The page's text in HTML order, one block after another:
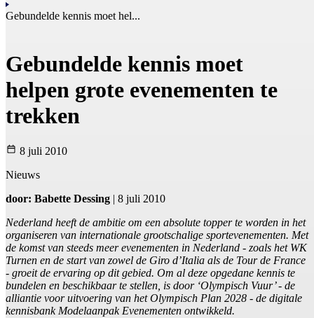
Gebundelde kennis moet hel...
Gebundelde kennis moet
helpen grote evenementen te
trekken
8 juli 2010
Nieuws
door: Babette Dessing | 8 juli 2010
Nederland heeft de ambitie om een absolute topper te worden in het
organiseren van internationale grootschalige sportevenementen. Met
de komst van steeds meer evenementen in Nederland - zoals het WK
Turnen en de start van zowel de Giro d’Italia als de Tour de France
- groeit de ervaring op dit gebied. Om al deze opgedane kennis te
bundelen en beschikbaar te stellen, is door ‘Olympisch Vuur’ - de
alliantie voor uitvoering van het Olympisch Plan 2028 - de digitale
kennisbank Modelaanpak Evenementen ontwikkeld.